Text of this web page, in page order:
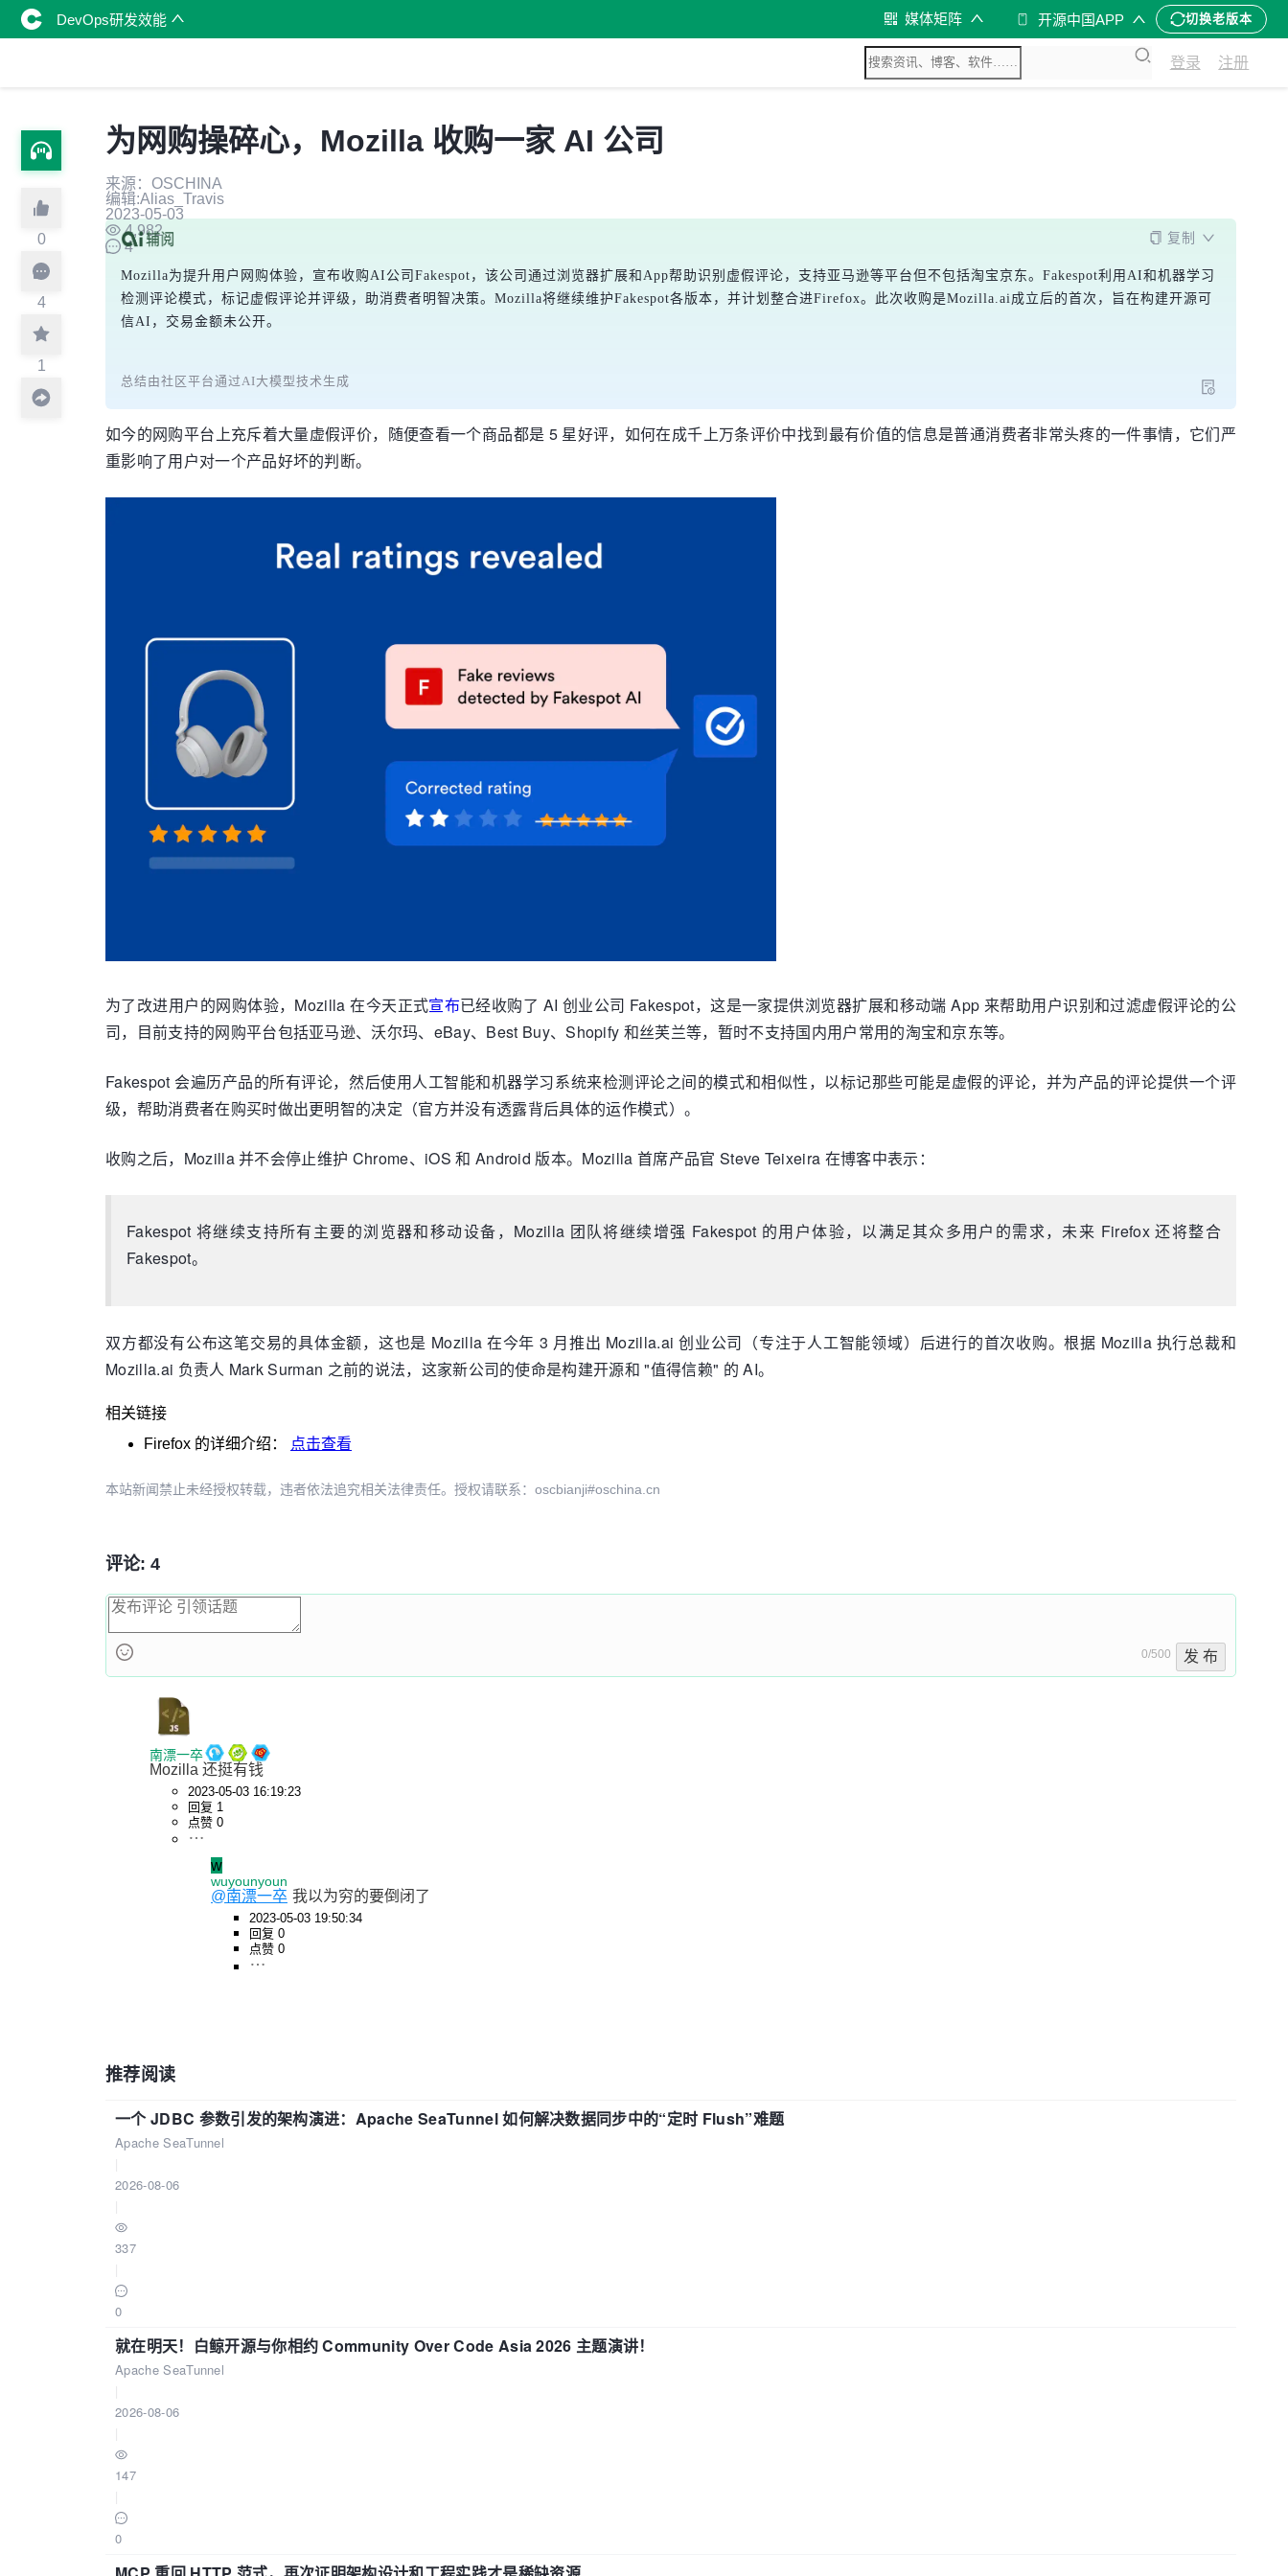
DevOps研发效能 媒体矩阵 开源中国APP 切换老版本
登录 注册
0
4
1
为网购操碎心，Mozilla 收购一家 AI 公司
来源：OSCHINA
编辑:Alias_Travis
2023-05-03
4,982
4
复制
Mozilla为提升用户网购体验，宣布收购AI公司Fakespot，该公司通过浏览器扩展和App帮助识别虚假评论，支持亚马逊等平台但不包括淘宝京东。Fakespot利用AI和机器学习
检测评论模式，标记虚假评论并评级，助消费者明智决策。Mozilla将继续维护Fakespot各版本，并计划整合进Firefox。此次收购是Mozilla.ai成立后的首次，旨在构建开源可
信AI，交易金额未公开。
总结由社区平台通过AI大模型技术生成
如今的网购平台上充斥着大量虚假评价，随便查看一个商品都是 5 星好评，如何在成千上万条评价中找到最有价值的信息是普通消费者非常头疼的一件事情，它们严
重影响了用户对一个产品好坏的判断。
为了改进用户的网购体验，Mozilla 在今天正式宣布已经收购了 AI 创业公司 Fakespot，这是一家提供浏览器扩展和移动端 App 来帮助用户识别和过滤虚假评论的公
司，目前支持的网购平台包括亚马逊、沃尔玛、eBay、Best Buy、Shopify 和丝芙兰等，暂时不支持国内用户常用的淘宝和京东等。
Fakespot 会遍历产品的所有评论，然后使用人工智能和机器学习系统来检测评论之间的模式和相似性，以标记那些可能是虚假的评论，并为产品的评论提供一个评
级，帮助消费者在购买时做出更明智的决定（官方并没有透露背后具体的运作模式）。
收购之后，Mozilla 并不会停止维护 Chrome、iOS 和 Android 版本。Mozilla 首席产品官 Steve Teixeira 在博客中表示：
Fakespot 将继续支持所有主要的浏览器和移动设备，Mozilla 团队将继续增强 Fakespot 的用户体验，以满足其众多用户的需求，未来 Firefox 还将整合
Fakespot。
双方都没有公布这笔交易的具体金额，这也是 Mozilla 在今年 3 月推出 Mozilla.ai 创业公司（专注于人工智能领域）后进行的首次收购。根据 Mozilla 执行总裁和
Mozilla.ai 负责人 Mark Surman 之前的说法，这家新公司的使命是构建开源和 "值得信赖" 的 AI。
相关链接
Firefox 的详细介绍： 点击查看
本站新闻禁止未经授权转载，违者依法追究相关法律责任。授权请联系：oscbianji#oschina.cn
评论: 4
0/500 发 布
南漂一卒
Mozilla 还挺有钱
2023-05-03 16:19:23
回复 1
点赞 0
w
wuyounyoun
@南漂一卒 我以为穷的要倒闭了
2023-05-03 19:50:34
回复 0
点赞 0
推荐阅读
一个 JDBC 参数引发的架构演进：Apache SeaTunnel 如何解决数据同步中的“定时 Flush”难题
Apache SeaTunnel
2026-08-06
337
0
就在明天！白鲸开源与你相约 Community Over Code Asia 2026 主题演讲！
Apache SeaTunnel
2026-08-06
147
0